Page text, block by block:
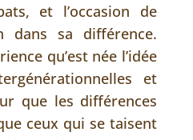
et l’occasion de
dans sa différence.
qu’est née l’idée
et
que les différences
ceux qui se taisent